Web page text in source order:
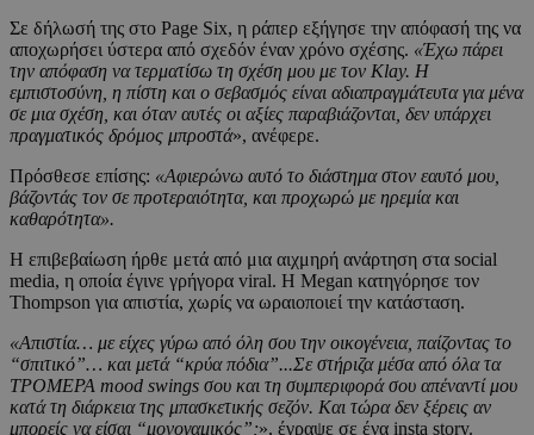
Σε δήλωσή της στο Page Six, η ράπερ εξήγησε την απόφασή της να
αποχωρήσει ύστερα από σχεδόν έναν χρόνο σχέσης. «Έχω πάρει
την απόφαση να τερματίσω τη σχέση μου με τον Klay. Η
εμπιστοσύνη, η πίστη και ο σεβασμός είναι αδιαπραγμάτευτα για μένα
σε μια σχέση, και όταν αυτές οι αξίες παραβιάζονται, δεν υπάρχει
πραγματικός δρόμος μπροστά», ανέφερε.
Πρόσθεσε επίσης: «Αφιερώνω αυτό το διάστημα στον εαυτό μου,
βάζοντάς τον σε προτεραιότητα, και προχωρώ με ηρεμία και
καθαρότητα».
Η επιβεβαίωση ήρθε μετά από μια αιχμηρή ανάρτηση στα social
media, η οποία έγινε γρήγορα viral. Η Megan κατηγόρησε τον
Thompson για απιστία, χωρίς να ωραιοποιεί την κατάσταση.
«Απιστία… με είχες γύρω από όλη σου την οικογένεια, παίζοντας το
“σπιτικό”… και μετά “κρύα πόδια”...Σε στήριζα μέσα από όλα τα
ΤΡΟΜΕΡΑ mood swings σου και τη συμπεριφορά σου απέναντί μου
κατά τη διάρκεια της μπασκετικής σεζόν. Και τώρα δεν ξέρεις αν
μπορείς να είσαι “μονογαμικός”;», έγραψε σε ένα insta story.